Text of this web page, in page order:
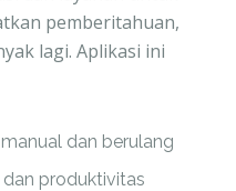
pemberitahuan,
lagi. Aplikasi ini
dan berulang
dan produktivitas